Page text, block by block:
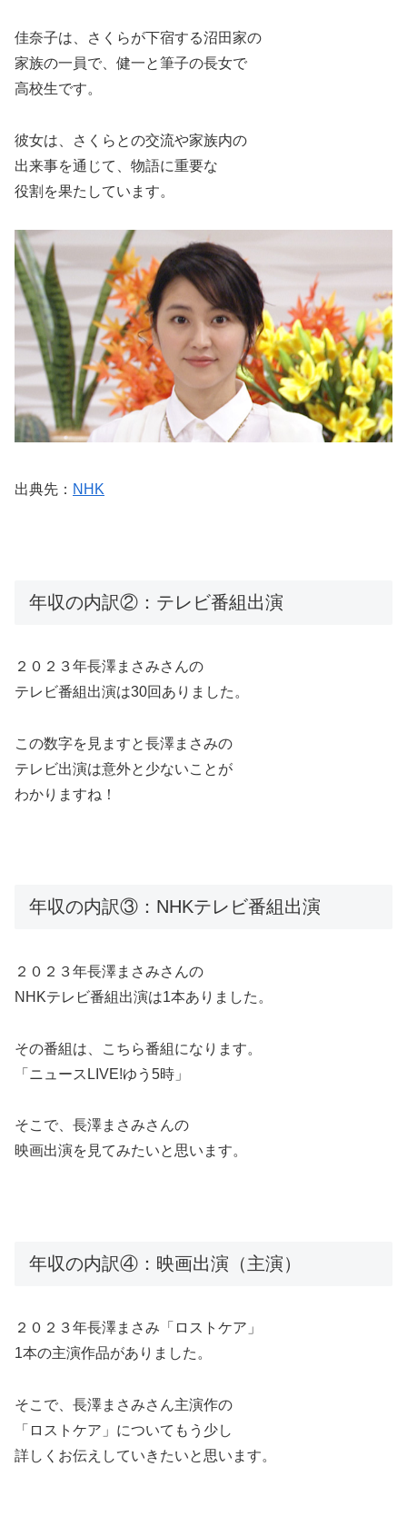
佳奈子は、さくらが下宿する沼田家の
家族の一員で、健一と筆子の長女で
高校生です。
彼女は、さくらとの交流や家族内の
出来事を通じて、物語に重要な
役割を果たしています。
出典先： NHK
年収の内訳②：テレビ番組出演
２０２３年長澤まさみさんの
テレビ番組出演は30回ありました。
この数字を見ますと長澤まさみの
テレビ出演は意外と少ないことが
わかりますね！
年収の内訳③：NHKテレビ番組出演
２０２３年長澤まさみさんの
NHKテレビ番組出演は1本ありました。
その番組は、こちら番組になります。
「ニュースLIVE!ゆう5時」
そこで、長澤まさみさんの
映画出演を見てみたいと思います。
年収の内訳④：映画出演（主演）
２０２３年長澤まさみ「ロストケア」
1本の主演作品がありました。
そこで、長澤まさみさん主演作の
「ロストケア」についてもう少し
詳しくお伝えしていきたいと思います。